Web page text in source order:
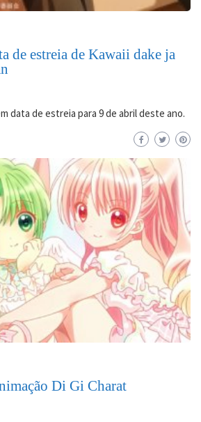
de estreia de Kawaii dake ja
data de estreia para 9 de abril deste ano.
Di Gi Charat